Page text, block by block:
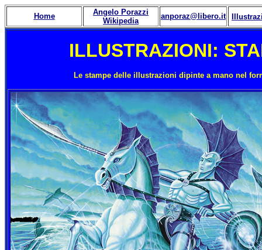
Home
Angelo Porazzi
Wikipedia
anporaz@libero.it
ILLUSTRAZIONI:
Le stampe delle illustrazioni dipinte a mano nel